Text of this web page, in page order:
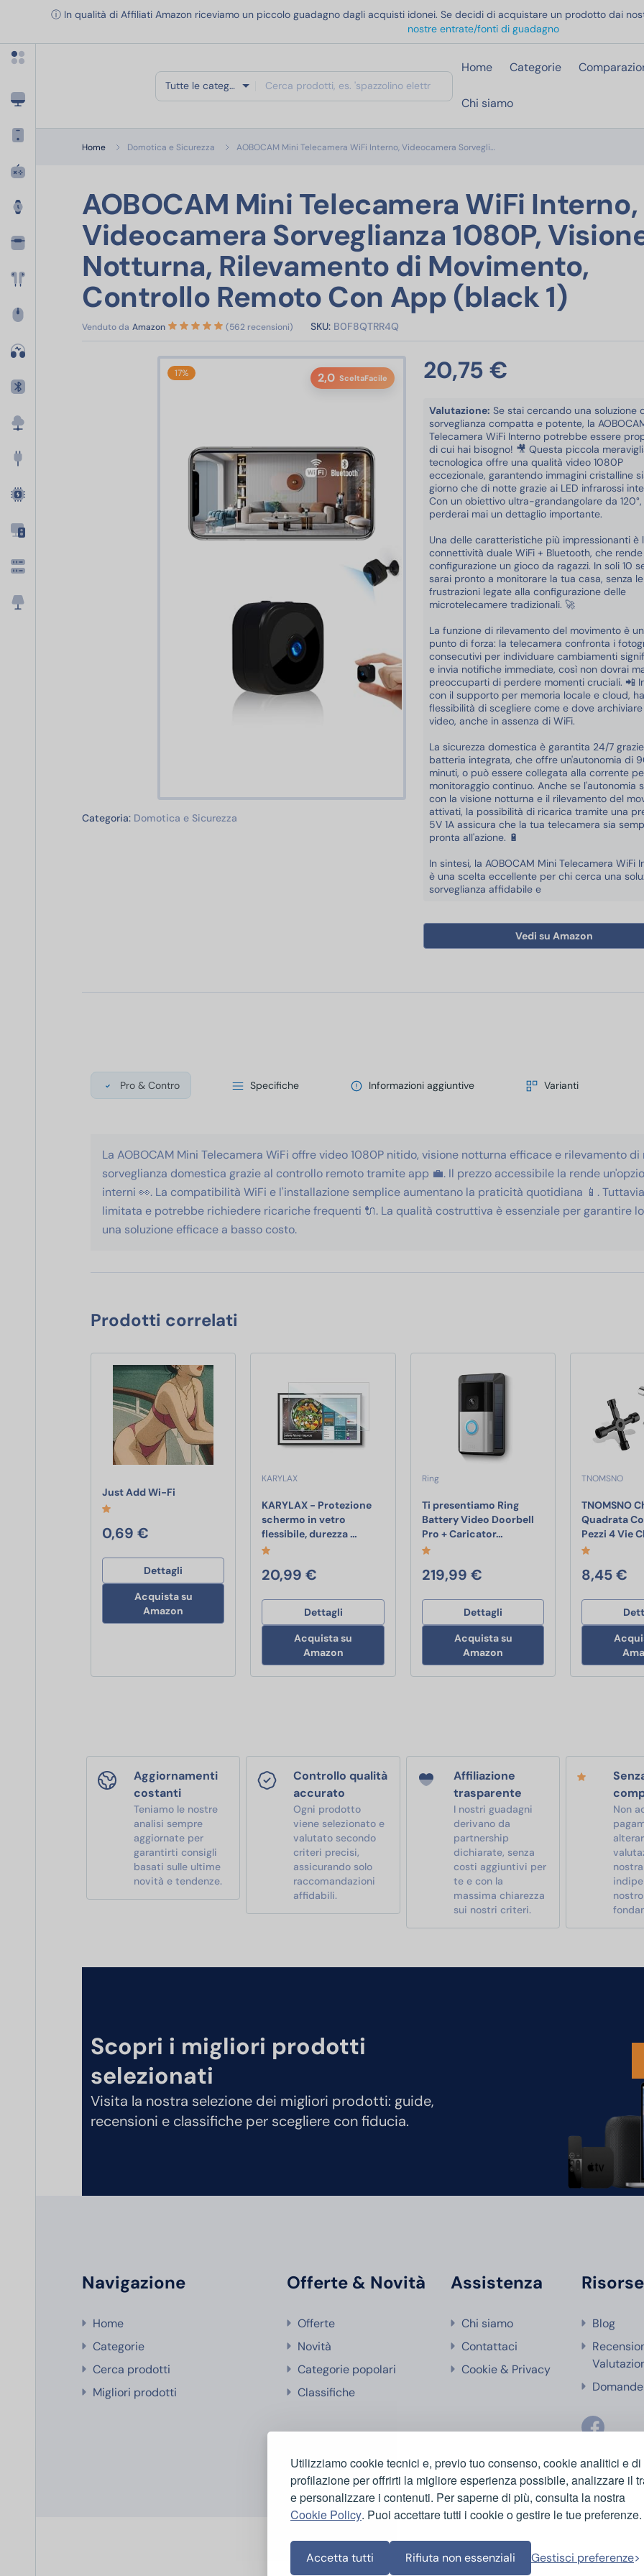
Utilizziamo cookie tecnici e, previo tuo consenso, cookie analitici e di
profilazione per offrirti la migliore esperienza possibile, analizzare il
e personalizzare i contenuti. Per saperne di più, consulta la nostra
Cookie Policy. Puoi accettare tutti i cookie o gestire le tue preferenze.
Accetta tutti Rifiuta non essenziali Gestisci preferenze
ⓘ In qualità di Affiliati Amazon riceviamo un piccolo guadagno dagli acquisti idonei. Se decidi di acquistare un prodotto dai
nostre entrate/fonti di guadagno
Tutte le categorie
Home Categorie
Chi siamo
Apri menu categorie
Home Domotica e Sicurezza AOBOCAM Mini Telecamera WiFi Interno, Videocamera Sorvegli…
AOBOCAM Mini Telecamera WiFi Interno,
Videocamera Sorveglianza 1080P,
Notturna, Rilevamento di Movimento,
Controllo Remoto Con App (black 1)
Venduto da Amazon (562 recensioni) SKU: B0F8QTRR4Q
17% 2,0 SceltaFacile
Categoria: Domotica e Sicurezza
20,75 €
Valutazione: Se stai cercando una soluzione
sorveglianza compatta e potente, la
Telecamera WiFi Interno potrebbe essere
di cui hai bisogno! 🎥 Questa piccola
tecnologica offre una qualità video 1080P
eccezionale, garantendo immagini cristalline
giorno che di notte grazie ai LED infrarossi
Con un obiettivo ultra-grandangolare da
perderai mai un dettaglio importante.
Una delle caratteristiche più impressionanti è
connettività duale WiFi + Bluetooth, che rende
configurazione un gioco da ragazzi. In soli 10
sarai pronto a monitorare la tua casa, senza
frustrazioni legate alla configurazione delle
microtelecamere tradizionali. 🚀
La funzione di rilevamento del movimento è
punto di forza: la telecamera confronta i
consecutivi per individuare cambiamenti
e invia notifiche immediate, così non dovrai
preoccuparti di perdere momenti cruciali. 📲
con il supporto per memoria locale e cloud,
flessibilità di scegliere come e dove
video, anche in assenza di WiFi.
La sicurezza domestica è garantita 24/7
batteria integrata, che offre un'autonomia di
minuti, o può essere collegata alla corrente
monitoraggio continuo. Anche se l'autonomia
con la visione notturna e il rilevamento del
attivati, la possibilità di ricarica tramite una
5V 1A assicura che la tua telecamera sia
pronta all'azione. 🔋
In sintesi, la AOBOCAM Mini Telecamera WiFi
è una scelta eccellente per chi cerca una
sorveglianza affidabile e
Vedi su Amazon
Pro & Contro Specifiche Informazioni aggiuntive Varianti
La AOBOCAM Mini Telecamera WiFi offre video 1080P nitido, visione notturna efficace e rilevamento
sorveglianza domestica grazie al controllo remoto tramite app 💼. Il prezzo accessibile la rende
interni 👀. La compatibilità WiFi e l'installazione semplice aumentano la praticità quotidiana 📱.
limitata e potrebbe richiedere ricariche frequenti 🔌. La qualità costruttiva è essenziale per garantire
una soluzione efficace a basso costo.
Prodotti correlati
Just Add Wi-Fi
0,69 €
Dettagli
Acquista su
Amazon
KARYLAX
KARYLAX - Protezione
schermo in vetro
flessibile, durezza … KARYLAX - Protezione schermo in vetro flessibile,
20,99 €
Dettagli
Acquista su
Amazon
Ring
Ti presentiamo Ring
Battery Video Doorbell
Pro + Caricator…Ti presentiamo Ring Battery
219,99 €
Dettagli
Acquista su
Amazon
TNOMSNO
TNOMSNO
Quadrata
Pezzi 4 Vie
8,45 €
Aggiornamenti
costanti
Teniamo le nostre
analisi sempre
aggiornate per
garantirti consigli
basati sulle ultime
novità e tendenze.
Controllo qualità
accurato
Ogni prodotto
viene selezionato e
valutato secondo
criteri precisi,
assicurando solo
raccomandazioni
affidabili.
Affiliazione
trasparente
I nostri guadagni
derivano da
partnership
dichiarate, senza
costi aggiuntivi per
te e con la
massima chiarezza
sui nostri criteri.
Non
nostra
Scopri i migliori prodotti
selezionati
Visita la nostra selezione dei migliori prodotti: guide,
recensioni e classifiche per scegliere con fiducia.
Navigazione
Home
Categorie
Cerca prodotti
Migliori prodotti
Offerte & Novità
Offerte
Novità
Categorie popolari
Classifiche
Assistenza
Chi siamo
Contattaci
Cookie & Privacy
Risorse
Blog